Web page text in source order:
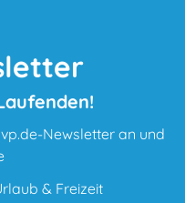
Newsletter an und
& Freizeit